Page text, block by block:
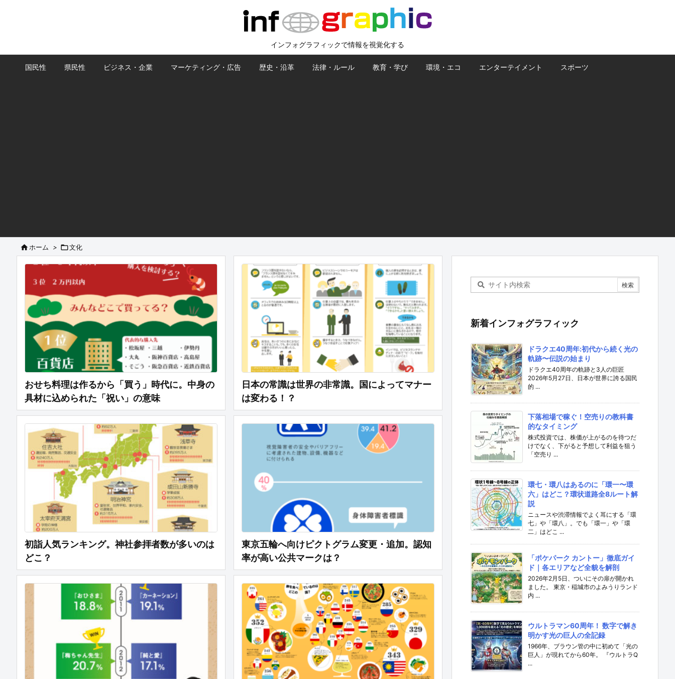
インフォグラフィックで情報を視覚化する
国民性 県民性 ビジネス・企業 マーケティング・広告 歴史・沿革 法律・ルール 教育・学び 環境・エコ エンターテイメント スポーツ
ホーム > 文化
おせち料理は作るから「買う」時代に。中身の
具材に込められた「祝い」の意味
日本の常識は世界の非常識。国によってマナー
は変わる！？
初詣人気ランキング。神社参拝者数が多いのは
どこ？
東京五輪へ向けピクトグラム変更・追加。認知
率が高い公共マークは？
新着インフォグラフィック
ドラクエ40周年:初代から続く光の
軌跡〜伝説の始まり
ドラクエ40周年の軌跡と3人の巨匠
2026年5月27日、日本が世界に誇る国民
的 ...
下落相場で稼ぐ！空売りの教科書
的なタイミング
株式投資では、株価が上がるのを待つだ
けでなく、下がると予想して利益を狙う
「空売り ...
環七・環八はあるのに「環一〜環
六」はどこ？環状道路全8ルート解
説
ニュースや渋滞情報でよく耳にする「環
七」や「環八」。でも「環一」や「環
二」はどこ ...
「ポケパーク カントー」徹底ガイ
ド｜各エリアなど全貌を解剖
2026年2月5日、ついにその扉が開かれ
ました。 東京・稲城市のよみうりランド
内 ...
ウルトラマン60周年！ 数字で解き
明かす光の巨人の全記録
1966年、ブラウン管の中に初めて「光の
巨人」が現れてから60年。 『ウルトラQ
...